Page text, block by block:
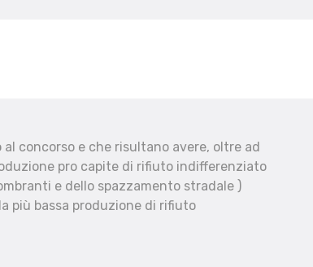
concorso e che risultano avere, oltre ad
pro capite di rifiuto indifferenziato
e dello spazzamento stradale )
più bassa produzione di rifiuto